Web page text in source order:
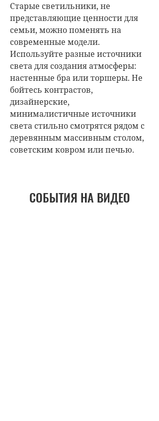
Старые светильники, не
представляющие ценности для
семьи, можно поменять на
современные модели.
Используйте разные источники
света для создания атмосферы:
настенные бра или торшеры. Не
бойтесь контрастов,
дизайнерские,
минималистичные источники
света стильно смотрятся рядом с
деревянным массивным столом,
советским ковром или печью.
СОБЫТИЯ НА ВИДЕО